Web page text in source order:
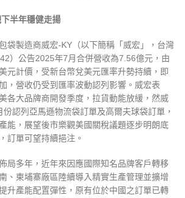
半年穩健走揚
袋製造商威宏-KY （以下簡稱「威宏」，台灣
）公告2025年7月合併營收為7.56億元，由
元計價，受新台幣兌美元匯率升勢持續，即
，營收仍受到匯率波動認列影響。威宏表
各大品牌商開發季度，拉貨動能放緩 ， 然威
份認列亞馬遜物流袋訂單及高爾夫球袋訂單 ，
能 ， 展望後市樂觀美國關稅議題逐步明朗底
訂單可望持續挹注 。
局多年 ， 近年來因應國際知名品牌客戶轉移
、柬埔寨廠區陸續導入精實生產管理並擴增
升產能配置彈性 ， 原有位於中國之訂單已轉